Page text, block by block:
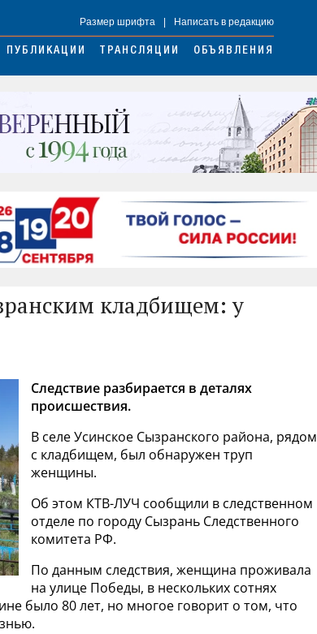
Размер шрифта Написать в редакцию
ПУБЛИКАЦИИ ТРАНСЛЯЦИИ ОБЪЯВЛЕНИЯ
кладбищем: у
Следствие разбирается в деталях
происшествия.
В селе Усинское Сызранского района, рядом
с кладбищем, был обнаружен труп
женщины.
Об этом КТВ-ЛУЧ сообщили в следственном
отделе по городу Сызрань Следственного
комитета РФ.
По данным следствия, женщина проживала
на улице Победы, в нескольких сотнях
было 80 лет, но многое говорит о том, что